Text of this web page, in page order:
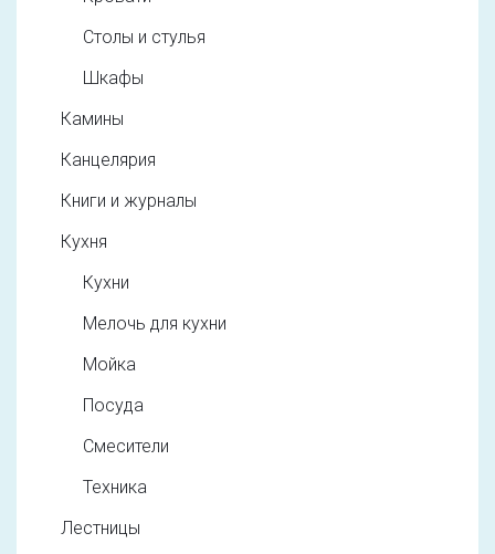
Столы и стулья
Шкафы
Камины
Канцелярия
Книги и журналы
Кухня
Кухни
Мелочь для кухни
Мойка
Посуда
Смесители
Техника
Лестницы